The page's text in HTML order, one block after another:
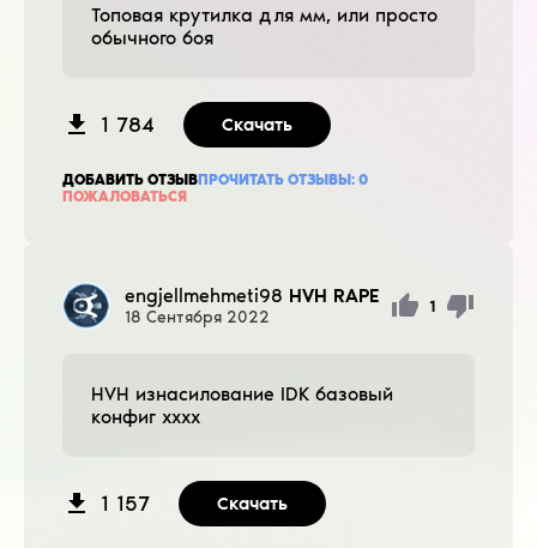
Топовая крутилка для мм, или просто
обычного боя
1 784 Скачать
ДОБАВИТЬ ОТЗЫВПРОЧИТАТЬ ОТЗЫВЫ: 0
ПОЖАЛОВАТЬСЯ
engjellmehmeti98 HVH RAPE
18 Сентября 2022
1
HVH изнасилование IDK базовый
конфиг xxxx
1 157 Скачать